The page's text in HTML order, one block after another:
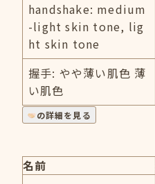
handshake: medium
-light skin tone, lig
ht skin tone
握手: やや薄い肌色 薄
い肌色
の詳細を見る
名前